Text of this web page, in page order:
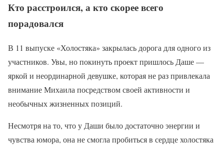
Кто расстроился, а кто скорее всего
порадовался
В 11 выпуске «Холостяка» закрылась дорога для одного из
участников. Увы, но покинуть проект пришлось Даше —
яркой и неординарной девушке, которая не раз привлекала
внимание Михаила посредством своей активности и
необычных жизненных позиций.
Несмотря на то, что у Даши было достаточно энергии и
чувства юмора, она не смогла пробиться в сердце холостяка